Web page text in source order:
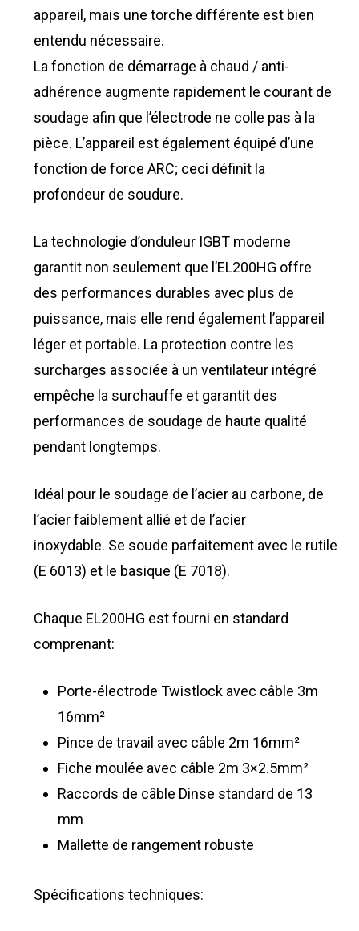
appareil, mais une torche différente est bien
entendu nécessaire.
La fonction de démarrage à chaud / anti-
adhérence augmente rapidement le courant de
soudage afin que l’électrode ne colle pas à la
pièce. L’appareil est également équipé d’une
fonction de force ARC; ceci définit la
profondeur de soudure.
La technologie d’onduleur IGBT moderne
garantit non seulement que l’EL200HG offre
des performances durables avec plus de
puissance, mais elle rend également l’appareil
léger et portable. La protection contre les
surcharges associée à un ventilateur intégré
empêche la surchauffe et garantit des
performances de soudage de haute qualité
pendant longtemps.
Idéal pour le soudage de l’acier au carbone, de
l’acier faiblement allié et de l’acier
inoxydable. Se soude parfaitement avec le rutile
(E 6013) et le basique (E 7018).
Chaque EL200HG est fourni en standard
comprenant:
Porte-électrode Twistlock avec câble 3m
16mm²
Pince de travail avec câble 2m 16mm²
Fiche moulée avec câble 2m 3×2.5mm²
Raccords de câble Dinse standard de 13
mm
Mallette de rangement robuste
Spécifications techniques: